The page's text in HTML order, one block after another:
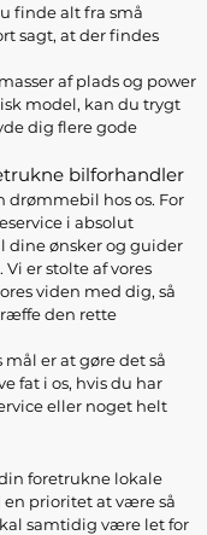
finde alt fra små
sagt, at der findes
af plads og power
model, kan du trygt
dig flere gode
bilforhandler
drømmebil hos os. For
i absolut
dine ønsker og guider
er stolte af vores
viden med dig, så
den rette
er at gøre det så
fat i os, hvis du har
eller noget helt
foretrukne lokale
en prioritet at være så
samtidig være let for